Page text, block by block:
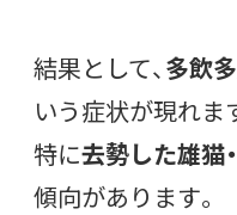
結果として、多飲
いう症状が現れま
特に去勢した雄猫
傾向があります。